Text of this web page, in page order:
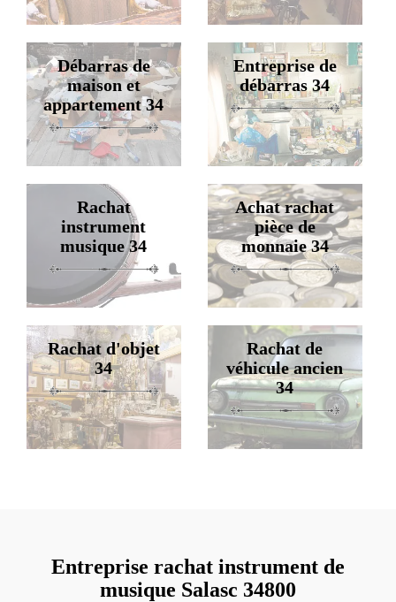
Débarras de
maison et
appartement 34
Entreprise de
débarras 34
Rachat
instrument
musique 34
Achat rachat
pièce de
monnaie 34
Rachat d'objet
34
Rachat de
véhicule ancien
34
Entreprise rachat instrument de
musique Salasc 34800